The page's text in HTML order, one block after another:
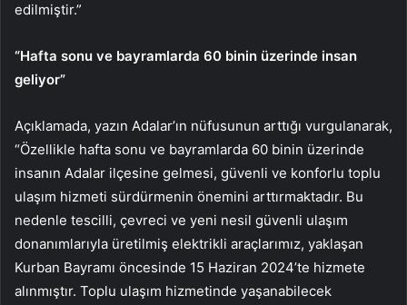
edilmiştir.”
“Hafta sonu ve bayramlarda 60 binin üzerinde insan
geliyor”
Açıklamada, yazın Adalar’ın nüfusunun arttığı vurgulanarak,
“Özellikle hafta sonu ve bayramlarda 60 binin üzerinde
insanın Adalar ilçesine gelmesi, güvenli ve konforlu toplu
ulaşım hizmeti sürdürmenin önemini arttırmaktadır. Bu
nedenle tescilli, çevreci ve yeni nesil güvenli ulaşım
donanımlarıyla üretilmiş elektrikli araçlarımız, yaklaşan
Kurban Bayramı öncesinde 15 Haziran 2024’te hizmete
alınmıştır. Toplu ulaşım hizmetinde yaşanabilecek